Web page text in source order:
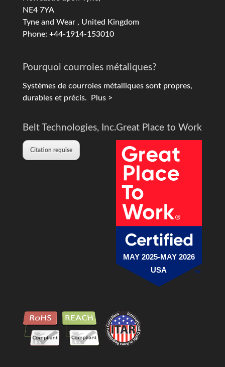
NE4 7YA
Tyne and Wear , United Kingdom
Phone: +44-1914-153010
Pourquoi courroies métaliques?
Systèmes de courroies métalliques sont propres,
durables et précis. Plus >
Belt Technologies, Inc.
Citation requise
Great Place to Work
MAY 2025-MAY 2026
USA